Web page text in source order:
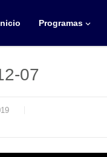
Programas
07